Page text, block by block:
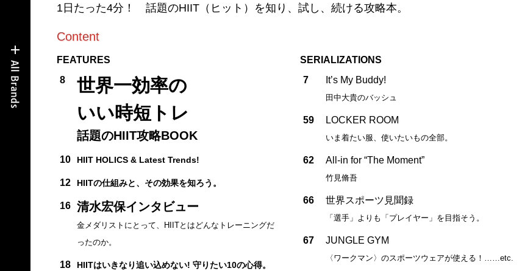
1日たった4分！ 話題のHIIT（ヒット）を知り、試し、続ける攻略本。
Content
FEATURES
8
世界一効率の
いい時短トレ
話題のHIIT攻略BOOK
10 HIIT HOLICS & Latest Trends!
12 HIITの仕組みと、その効果を知ろう。
16 清水宏保インタビュー
金メダリストにとって、HIITとはどんなトレーニングだ
ったのか。
18 HIITはいきなり追い込めない! 守りたい10の心得。
SERIALIZATIONS
7
It’s My Buddy!
田中大貴のバッシュ
59 LOCKER ROOM
いま着たい服、使いたいもの全部。
62 All-in for “The Moment”
竹見脩吾
66 世界スポーツ見聞録
「選手」よりも「プレイヤー」を目指そう。
67 JUNGLE GYM
〈ワークマン〉のスポーツウェアが使える！……etc.